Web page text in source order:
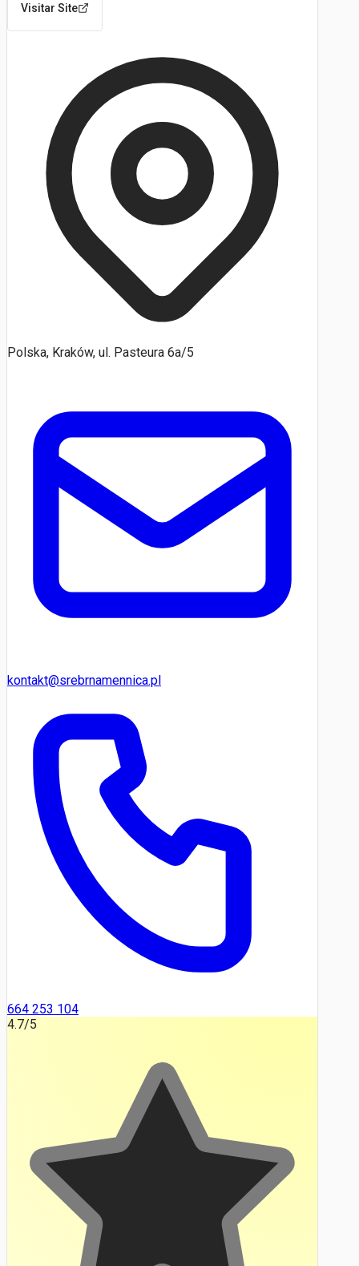
Visitar Site
Polska, Kraków, ul. Pasteura 6a/5
kontakt@srebrnamennica.pl
664 253 104
4.7/5